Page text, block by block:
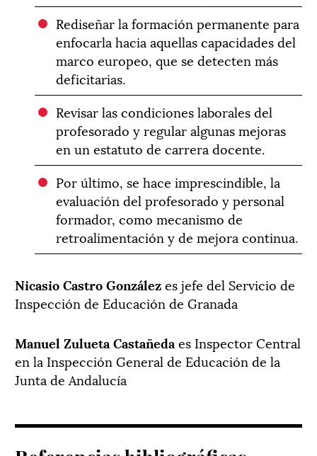
Rediseñar la formación permanente para
enfocarla hacia aquellas capacidades del
marco europeo, que se detecten más
deficitarias.
Revisar las condiciones laborales del
profesorado y regular algunas mejoras
en un estatuto de carrera docente.
Por último, se hace imprescindible, la
evaluación del profesorado y personal
formador, como mecanismo de
retroalimentación y de mejora continua.
Nicasio Castro Gonzálezes jefe del Servicio de
Inspección de Educación de Granada
Manuel Zulueta Castañeda es Inspector Central
en la Inspección General de Educación de la
Junta de Andalucía